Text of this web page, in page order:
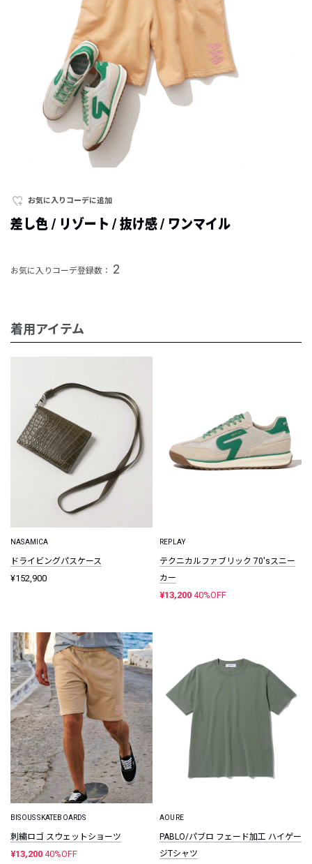
お気に入りコーデに追加
差し色 / リゾート / 抜け感 / ワンマイル
お気に入りコーデ登録数： 2
着用アイテム
NASAMICA
ドライビングパスケース
¥152,900
REPLAY
テクニカルファブリック 70'sスニー
カー
¥13,200 40%OFF
BISOUS SKATEBOARDS
刺繍ロゴ スウェットショーツ
¥13,200 40%OFF
AOURE
PABLO/パブロ フェード加工 ハイゲー
ジTシャツ